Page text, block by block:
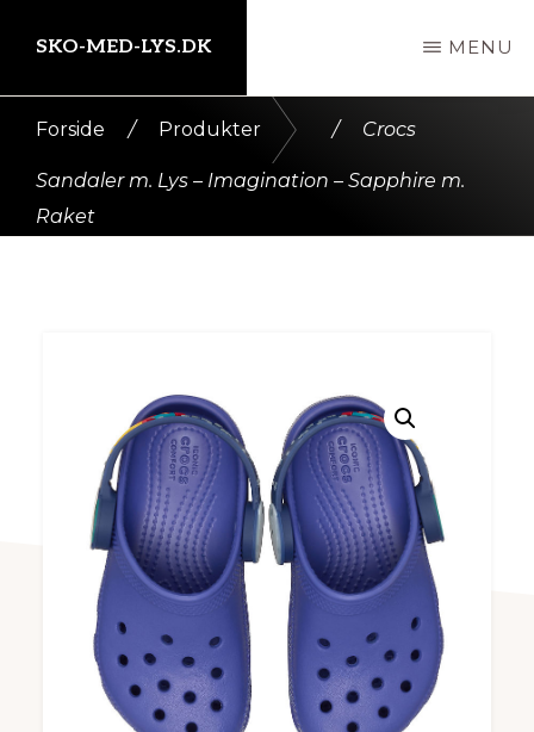
indhold
SKO-MED-LYS.DK MENU
Forside / Produkter / Crocs
Sandaler m. Lys – Imagination – Sapphire m.
Raket